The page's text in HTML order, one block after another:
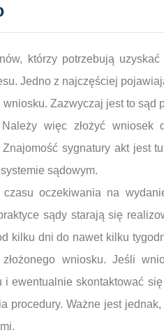
którzy potrzebują
Jedno z najczęściej
wniosku. Zazwyczaj jest to
więc złożyć wniosek
Znajomość sygnatury akt jest
sądowym.
czasu oczekiwania na
sądy starają się
kilku dni do nawet kilku
wniosku. Jeśli
i ewentualnie skontaktować
procedury. Ważne jest